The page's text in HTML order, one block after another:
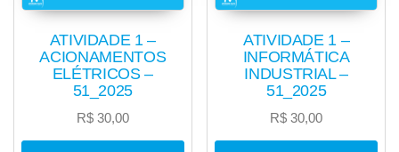
ATIVIDADE 1 –
ACIONAMENTOS
ELÉTRICOS –
51_2025
R$30,00
ATIVIDADE 1 –
INFORMÁTICA
INDUSTRIAL –
51_2025
R$ 30,00